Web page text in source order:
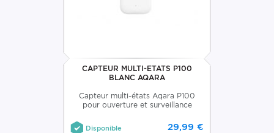
CAPTEUR MULTI-ETATS P100
BLANC AQARA
Capteur multi-états Aqara P100
pour ouverture et surveillance
29,99 €
Disponible